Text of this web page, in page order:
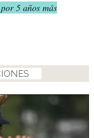
5 años más